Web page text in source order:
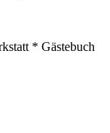
* Gästebuch